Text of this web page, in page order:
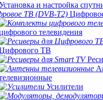
и настройка
телевидения
ТВ
Усилители